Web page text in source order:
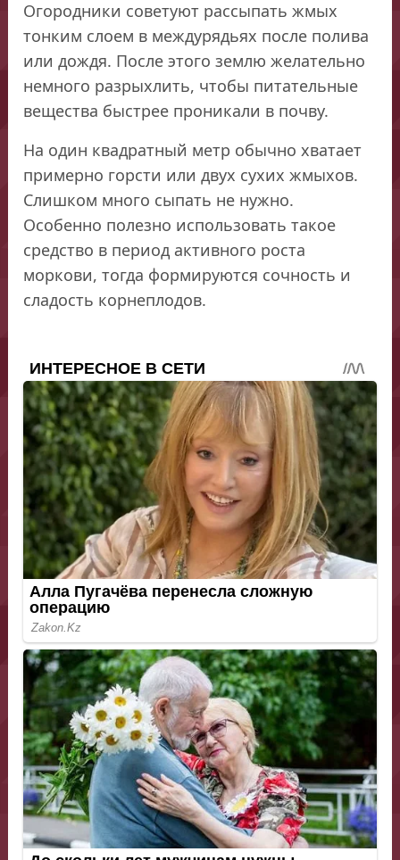
Огородники советуют рассыпать жмых
тонким слоем в междурядьях после полива
или дождя. После этого землю желательно
немного разрыхлить, чтобы питательные
вещества быстрее проникали в почву.
На один квадратный метр обычно хватает
примерно горсти или двух сухих жмыхов.
Слишком много сыпать не нужно.
Особенно полезно использовать такое
средство в период активного роста
моркови, тогда формируются сочность и
сладость корнеплодов.